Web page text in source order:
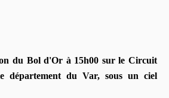
du Bol d'Or à 15h00 sur le Circuit
département du Var, sous un ciel